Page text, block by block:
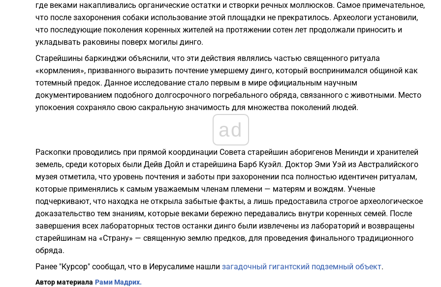
где веками накапливались органические остатки и створки речных моллюсков. Самое примечательное,
что после захоронения собаки использование этой площадки не прекратилось. Археологи установили,
что последующие поколения коренных жителей на протяжении сотен лет продолжали приносить и
укладывать раковины поверх могилы динго.
Старейшины баркинджи объяснили, что эти действия являлись частью священного ритуала
«кормления», призванного выразить почтение умершему динго, который воспринимался общиной как
тотемный предок. Данное исследование стало первым в мире официальным научным
документированием подобного долгосрочного погребального обряда, связанного с животными. Место
упокоения сохраняло свою сакральную значимость для множества поколений людей.
ad
Раскопки проводились при прямой координации Совета старейшин аборигенов Менинди и хранителей
земель, среди которых были Дейв Дойл и старейшина Барб Куэйл. Доктор Эми Уэй из Австралийского
музея отметила, что уровень почтения и заботы при захоронении пса полностью идентичен ритуалам,
которые применялись к самым уважаемым членам племени — матерям и вождям. Ученые
подчеркивают, что находка не открыла забытые факты, а лишь предоставила строгое археологическое
доказательство тем знаниям, которые веками бережно передавались внутри коренных семей. После
завершения всех лабораторных тестов останки динго были извлечены из лабораторий и возвращены
старейшинам на «Страну» — священную землю предков, для проведения финального традиционного
обряда.
Ранее "Курсор" сообщал, что в Иерусалиме нашли загадочный гигантский подземный объект.
Автор материала Рами Мадрих.